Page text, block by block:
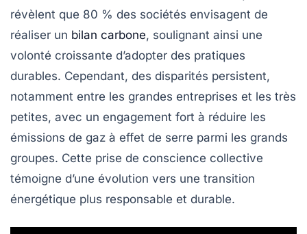
révèlent que 80 % des sociétés envisagent de
réaliser un bilan carbone, soulignant ainsi une
volonté croissante d’adopter des pratiques
durables. Cependant, des disparités persistent,
notamment entre les grandes entreprises et les très
petites, avec un engagement fort à réduire les
émissions de gaz à effet de serre parmi les grands
groupes. Cette prise de conscience collective
témoigne d’une évolution vers une transition
énergétique plus responsable et durable.